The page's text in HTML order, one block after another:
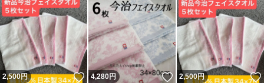
2,500円 いいね！
4,280円 いいね！
2,500円